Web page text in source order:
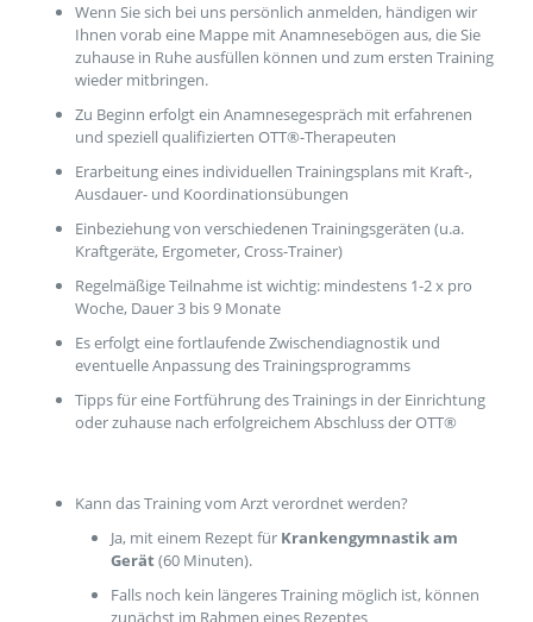
Wenn Sie sich bei uns persönlich anmelden, händigen wir
Ihnen vorab eine Mappe mit Anamnesebögen aus, die Sie
zuhause in Ruhe ausfüllen können und zum ersten Training
wieder mitbringen.
Zu Beginn erfolgt ein Anamnesegespräch mit erfahrenen
und speziell qualifizierten OTT®-Therapeuten
Erarbeitung eines individuellen Trainingsplans mit Kraft-,
Ausdauer- und Koordinationsübungen
Einbeziehung von verschiedenen Trainingsgeräten (u.a.
Kraftgeräte, Ergometer, Cross-Trainer)
Regelmäßige Teilnahme ist wichtig: mindestens 1-2 x pro
Woche, Dauer 3 bis 9 Monate
Es erfolgt eine fortlaufende Zwischendiagnostik und
eventuelle Anpassung des Trainingsprogramms
Tipps für eine Fortführung des Trainings in der Einrichtung
oder zuhause nach erfolgreichem Abschluss der OTT®
Kann das Training vom Arzt verordnet werden?
Ja, mit einem Rezept für Krankengymnastik am
Gerät (60 Minuten).
Falls noch kein längeres Training möglich ist, können
zunächst im Rahmen eines Rezeptes